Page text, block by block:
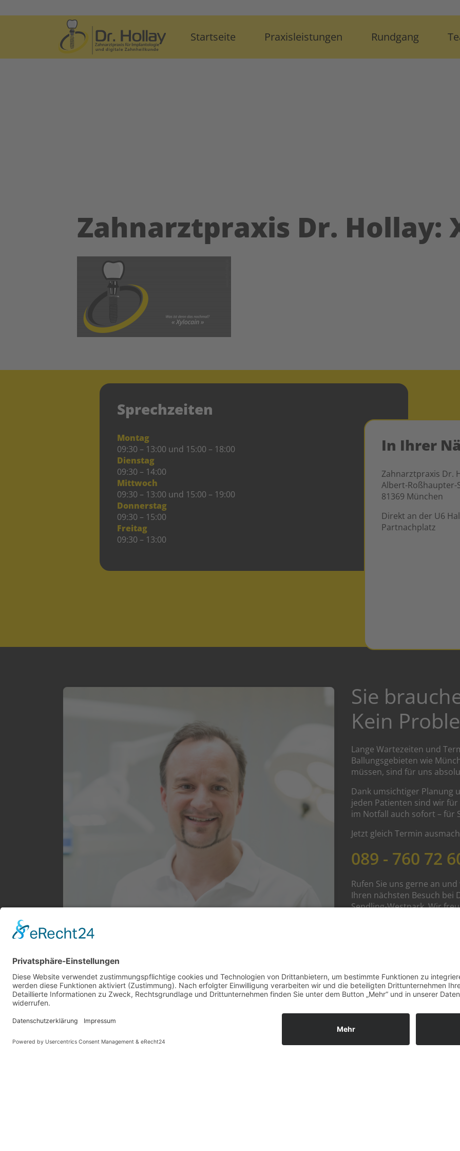
Startseite Praxisleistungen Rundgang
Zahnarztpraxis Dr. Hollay:
Sprechzeiten
Montag
09:30 – 13:00 und 15:00 – 18:00
Dienstag
09:30 – 14:00
Mittwoch
09:30 – 13:00 und 15:00 – 19:00
Donnerstag
09:30 – 15:00
Freitag
09:30 – 13:00
In Ihrer
Zahnarztpraxis Dr.
Albert-Roßhaupter-
81369 München
Direkt an der U6
Partnachplatz
Sie
Kein
Lange Wartezeiten und
Ballungsgebieten wie
müssen, sind für uns
Dank umsichtiger Planung
jeden Patienten sind wir
im Notfall auch sofort – für
Jetzt gleich Termin
089 - 760 72
Rufen Sie uns gerne an
Ihren nächsten Besuch bei
Sendling-Westpark. Wir